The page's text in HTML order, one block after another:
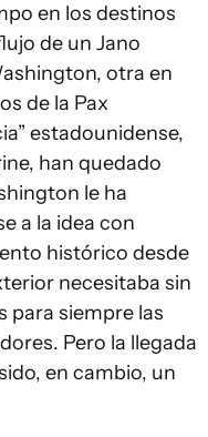
en los destinos
de un Jano
otra en
de la Pax
estadounidense,
han quedado
le ha
a la idea con
histórico desde
necesitaba sin
para siempre las
Pero la llegada
en cambio, un